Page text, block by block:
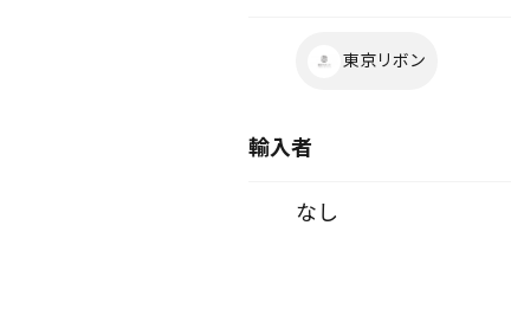
東京リボン
輸入者
なし